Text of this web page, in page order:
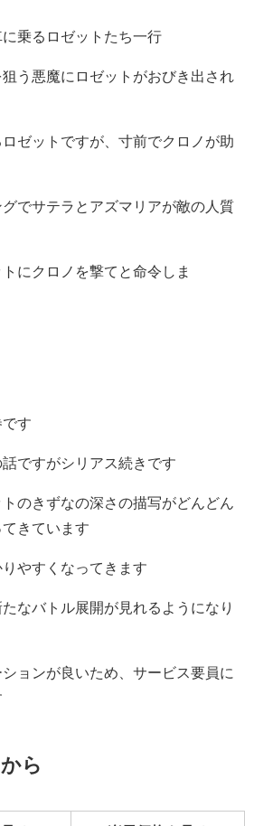
乗るロゼットたち一行
う悪魔にロゼットがおびき出され
ゼットですが、寸前でクロノが助
でサテラとアズマリアが敵の人質
にクロノを撃てと命令しま
す
ですがシリアス続きです
のきずなの深さの描写がどんどん
きています
やすくなってきます
なバトル展開が見れるようになり
ョンが良いため、サービス要員に
ら